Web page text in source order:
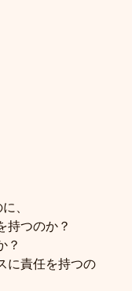
、
持つのか？
？
に責任を持つの